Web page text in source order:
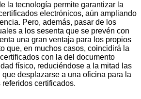
la tecnología permite garantizar la
electrónicos, aún ampliando
Pero, además, pasar de los
a los sesenta que se prevén con
una gran ventaja para los propios
que, en muchos casos, coincidirá la
con la del documento
físico, reduciéndose a la mitad las
desplazarse a una oficina para la
certificados.